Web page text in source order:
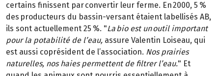
certains finissent par convertir leur ferme. En 2000, 5 %
des producteurs du bassin-versant étaient labellisés AB,
ils sont actuellement 25 %. "La bio est un outil important
pour la potabilité de l’eau, assure Valentin Loiseau, qui
est aussi coprésident de l’association. Nos prairies
naturelles, nos haies permettent de filtrer l’eau." Et